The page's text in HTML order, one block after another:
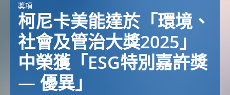
獎項
柯尼卡美能達於「環境、
社會及管治大獎2025」
中榮獲「ESG特別嘉許獎
— 優異」